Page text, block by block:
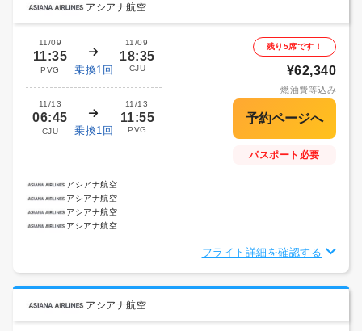
アシアナ航空
11/09
11:35
PVG 乗換1回
11/09
18:35
CJU
11/13
06:45
CJU 乗換1回
11/13
11:55
PVG
残り5席です！
¥62,340
燃油費等込み
パスポート必要
アシアナ航空
アシアナ航空
アシアナ航空
アシアナ航空
フライト詳細を確認する
アシアナ航空